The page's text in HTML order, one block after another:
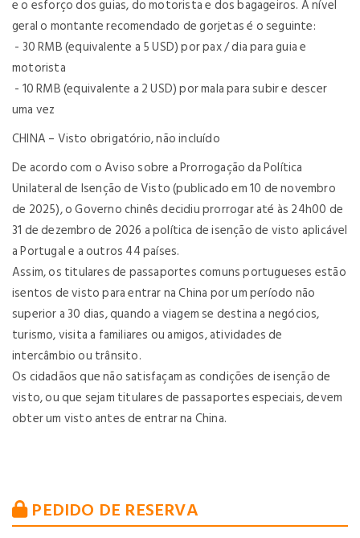
e o esforço dos guias, do motorista e dos bagageiros. A nível
geral o montante recomendado de gorjetas é o seguinte:
- 30 RMB (equivalente a 5 USD) por pax / dia para guia e
motorista
- 10 RMB (equivalente a 2 USD) por mala para subir e descer
uma vez
CHINA – Visto obrigatório, não incluído
De acordo com o Aviso sobre a Prorrogação da Política
Unilateral de Isenção de Visto (publicado em 10 de novembro
de 2025), o Governo chinês decidiu prorrogar até às 24h00 de
31 de dezembro de 2026 a política de isenção de visto aplicável
a Portugal e a outros 44 países.
Assim, os titulares de passaportes comuns portugueses estão
isentos de visto para entrar na China por um período não
superior a 30 dias, quando a viagem se destina a negócios,
turismo, visita a familiares ou amigos, atividades de
intercâmbio ou trânsito.
Os cidadãos que não satisfaçam as condições de isenção de
visto, ou que sejam titulares de passaportes especiais, devem
obter um visto antes de entrar na China.
PEDIDO DE RESERVA